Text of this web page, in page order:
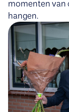
momenten van
hangen.